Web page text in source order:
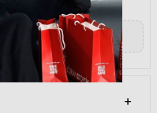
gözlüğü, yüksek kaliteli
Bu malzemeler, güneş
konforlu olmasını sağlar.
gözlüğü, %100 UV
zararlı ışınlarından
ışığı dengeli bir şekilde